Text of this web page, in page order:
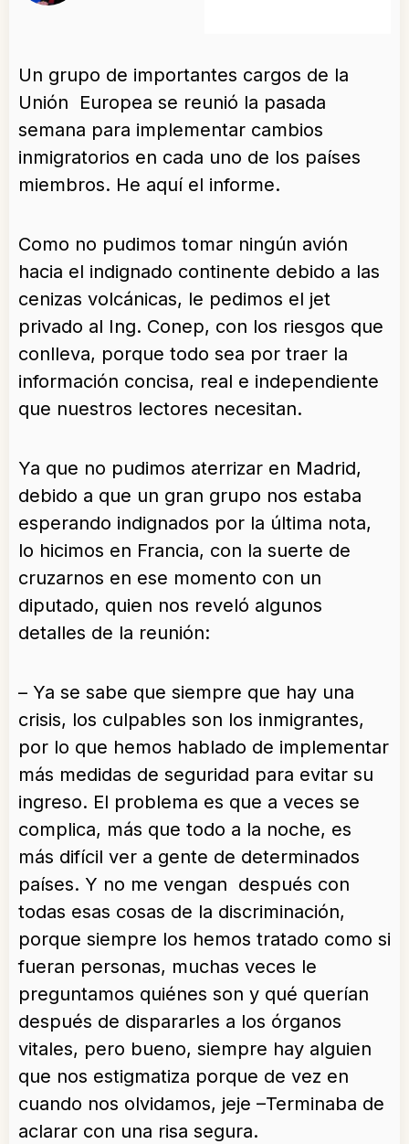
Un grupo de importantes cargos de la
Unión Europea se reunió la pasada
semana para implementar cambios
inmigratorios en cada uno de los países
miembros. He aquí el informe.
Como no pudimos tomar ningún avión
hacia el indignado continente debido a las
cenizas volcánicas, le pedimos el jet
privado al Ing. Conep, con los riesgos que
conlleva, porque todo sea por traer la
información concisa, real e independiente
que nuestros lectores necesitan.
Ya que no pudimos aterrizar en Madrid,
debido a que un gran grupo nos estaba
esperando indignados por la última nota,
lo hicimos en Francia, con la suerte de
cruzarnos en ese momento con un
diputado, quien nos reveló algunos
detalles de la reunión:
– Ya se sabe que siempre que hay una
crisis, los culpables son los inmigrantes,
por lo que hemos hablado de implementar
más medidas de seguridad para evitar su
ingreso. El problema es que a veces se
complica, más que todo a la noche, es
más difícil ver a gente de determinados
países. Y no me vengan después con
todas esas cosas de la discriminación,
porque siempre los hemos tratado como si
fueran personas, muchas veces le
preguntamos quiénes son y qué querían
después de dispararles a los órganos
vitales, pero bueno, siempre hay alguien
que nos estigmatiza porque de vez en
cuando nos olvidamos, jeje –Terminaba de
aclarar con una risa segura.